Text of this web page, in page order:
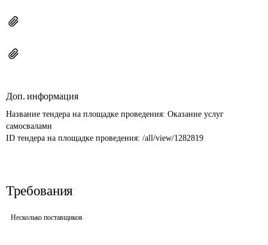
Доп. информация
Название тендера на площадке проведения: Оказание услуг
самосвалами
ID тендера на площадке проведения: /all/view/1282819
Требования
Несколько поставщиков